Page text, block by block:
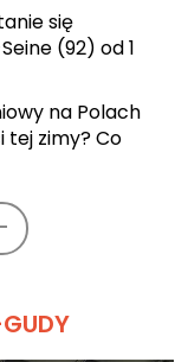
się
(92) od 1
na Polach
tej zimy? Co